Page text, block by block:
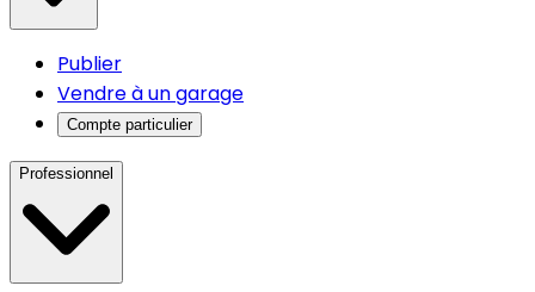
Publier
Vendre à un garage
Compte particulier
Professionnel